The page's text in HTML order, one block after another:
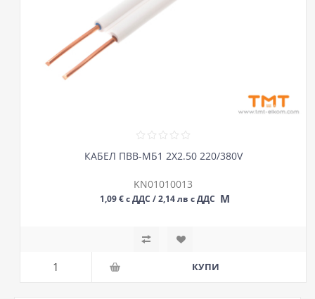
КАБЕЛ ПВВ-МБ1 2Х2.50 220/380V
KN01010013
1,09 € с ДДС / 2,14 лв с ДДС М